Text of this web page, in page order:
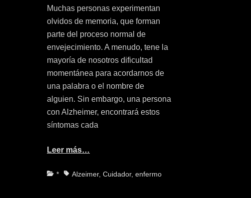
Muchas personas experimentan
olvidos de memoria, que forman
parte del proceso normal de
envejecimiento. A menudo, tene la
mayoría de nosotros dificultad
momentánea para acordarnos de
una palabra o el nombre de
alguien. Sin embargo, una persona
con Alzheimer, encontrará estos
síntomas cada
Leer más…
Categorías
* Etiquetas
Alzeimer,Cuidador,enfermo